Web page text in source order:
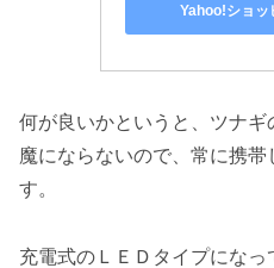
Yahoo!ショッ
何が良いかというと、ツナ
魔にならないので、常に携
す。
充電式のＬＥＤタイプにな